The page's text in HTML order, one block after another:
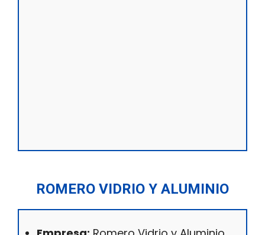
ROMERO VIDRIO Y ALUMINIO